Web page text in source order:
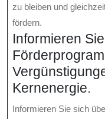
zu bleiben und
fördern.
Informieren
Kernenergie.
Informieren Sie sich